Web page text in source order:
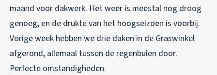
maand voor dakwerk. Het weer is meestal nog droog
genoeg, en de drukte van het hoogseizoen is voorbij.
Vorige week hebben we drie daken in de Graswinkel
afgerond, allemaal tussen de regenbuien door.
Perfecte omstandigheden.